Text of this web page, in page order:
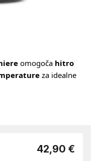
omogoča hitro
za idealne
42,90 €